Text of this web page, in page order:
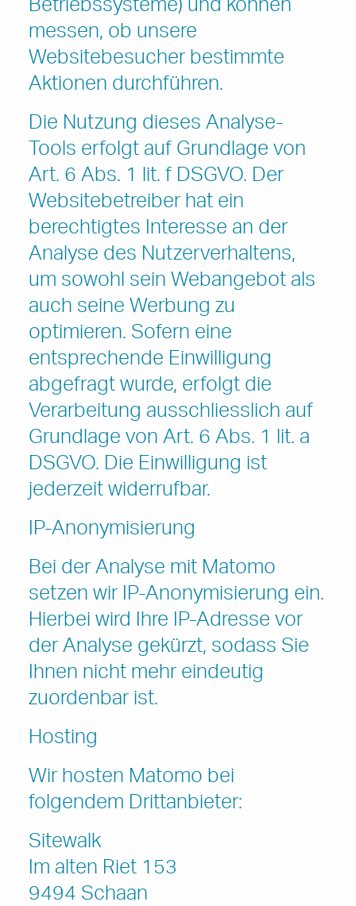
Betriebssysteme) und können
messen, ob unsere
Websitebesucher bestimmte
Aktionen durchführen.
Die Nutzung dieses Analyse-
Tools erfolgt auf Grundlage von
Art. 6 Abs. 1 lit. f DSGVO. Der
Websitebetreiber hat ein
berechtigtes Interesse an der
Analyse des Nutzerverhaltens,
um sowohl sein Webangebot als
auch seine Werbung zu
optimieren. Sofern eine
entsprechende Einwilligung
abgefragt wurde, erfolgt die
Verarbeitung ausschliesslich auf
Grundlage von Art. 6 Abs. 1 lit. a
DSGVO. Die Einwilligung ist
jederzeit widerrufbar.
IP-Anonymisierung
Bei der Analyse mit Matomo
setzen wir IP-Anonymisierung ein.
Hierbei wird Ihre IP-Adresse vor
der Analyse gekürzt, sodass Sie
Ihnen nicht mehr eindeutig
zuordenbar ist.
Hosting
Wir hosten Matomo bei
folgendem Drittanbieter:
Sitewalk
Im alten Riet 153
9494 Schaan